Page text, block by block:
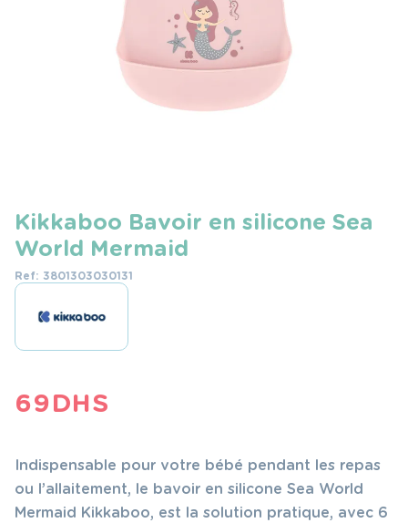
Kikkaboo Bavoir en silicone Sea
World Mermaid
Ref: 3801303030131
69DHS
Indispensable pour votre bébé pendant les repas
ou l’allaitement, le bavoir en silicone Sea World
Mermaid Kikkaboo, est la solution pratique, avec 6